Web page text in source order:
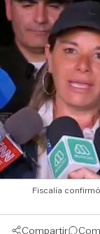
Fiscalía
Compartir